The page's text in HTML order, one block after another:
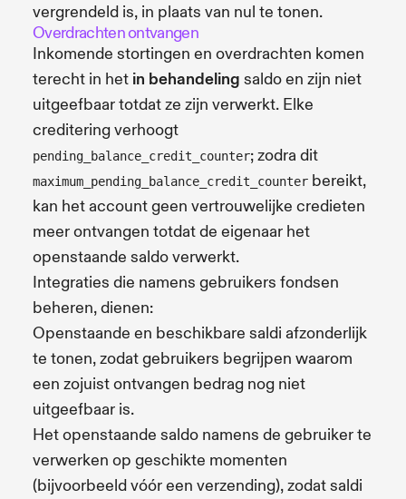
vergrendeld is, in plaats van nul te tonen.
Overdrachten ontvangen
Inkomende stortingen en overdrachten komen
terecht in het in behandeling saldo en zijn niet
uitgeefbaar totdat ze zijn verwerkt. Elke
creditering verhoogt
pending_balance_credit_counter; zodra dit
maximum_pending_balance_credit_counter bereikt,
kan het account geen vertrouwelijke credieten
meer ontvangen totdat de eigenaar het
openstaande saldo verwerkt.
Integraties die namens gebruikers fondsen
beheren, dienen:
Openstaande en beschikbare saldi afzonderlijk
te tonen, zodat gebruikers begrijpen waarom
een zojuist ontvangen bedrag nog niet
uitgeefbaar is.
Het openstaande saldo namens de gebruiker te
verwerken op geschikte momenten
(bijvoorbeeld vóór een verzending), zodat saldi